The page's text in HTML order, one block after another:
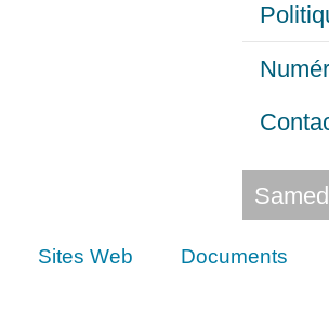
Sites Web Documents